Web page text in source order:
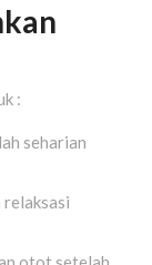
:
seharian
relaksasi